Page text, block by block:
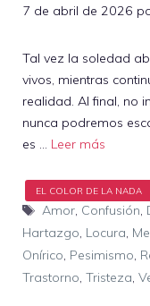
7 de abril de 2026
Tal vez la soledad
vivos, mientras
realidad. Al final, no
nunca podremos
es … Leer más
Etiquetas
Amor, Confusión
Hartazgo Locura
Onírico Pesimismo
Trastorno Tristeza